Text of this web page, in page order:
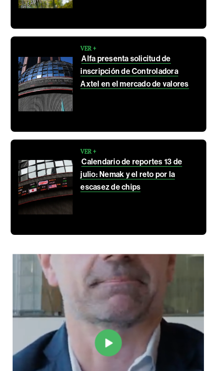
VER +
Alfa presenta solicitud de
inscripción de Controladora
Axtel en el mercado de valores
VER +
Calendario de reportes 13 de
julio: Nemak y el reto por la
escasez de chips